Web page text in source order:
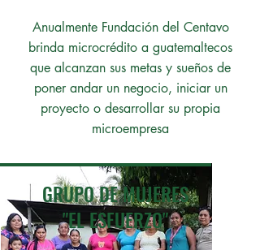
Anualmente Fundación del Centavo
brinda microcrédito a guatemaltecos
que alcanzan sus metas y sueños de
poner andar un negocio, iniciar un
proyecto o desarrollar su propia
microempresa
GRUPO DE MUJERES
"EL ESFUERZO"